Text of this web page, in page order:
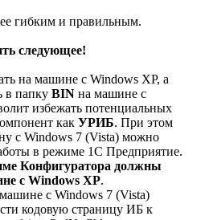
гибким и правильным.
следующее!
на машине с Windows XP, а
в папку BIN на машине с
избежать потенциальных
как УРИБ. При этом
с Windows 7 (Vista) можно
в режиме 1С Предприятие.
Конфигуратора должны
с Windows XP.
с Windows 7 (Vista)
кодовую страницу ИБ к